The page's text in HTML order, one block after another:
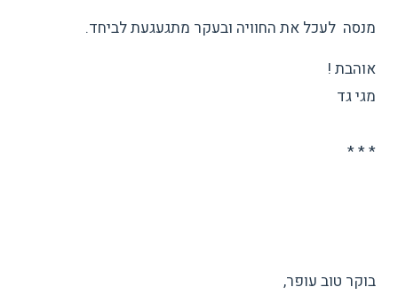
מנסה לעכל את החוויה ובעקר מתגעגעת לביחד.
אוהבת !
מגי גד
* * *
בוקר טוב עופר,